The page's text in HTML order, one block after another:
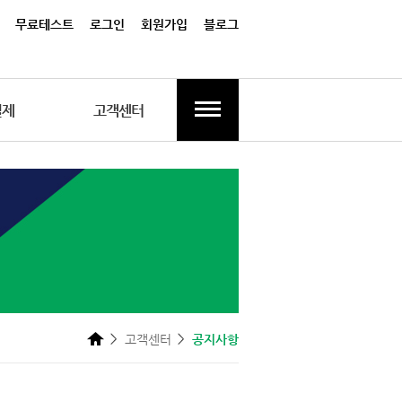
무료테스트 로그인 회원가입 블로그
고객센터
고객센터 공지사항